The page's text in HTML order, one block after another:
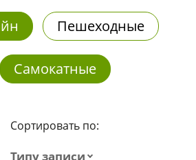
Пешеходные
Самокатные
Сортировать по:
Типу записи